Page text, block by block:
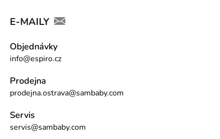
E-MAILY
Objednávky
info@espiro.cz
Prodejna
prodejna.ostrava@sambaby.com
Servis
servis@sambaby.com